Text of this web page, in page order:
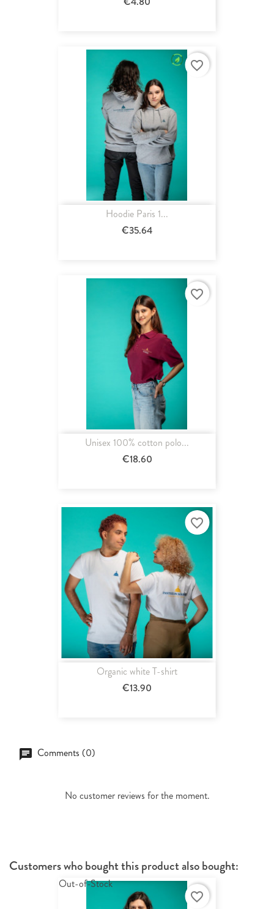
Hoodie Paris 1...
€35.64
favorite_border
Unisex 100% cotton polo...
€18.60
favorite_border
Organic white T-shirt
€13.90
favorite_border
Comments (0)
No customer reviews for the moment.
Customers who bought this product also bought:
Out-of-Stock
favorite_border